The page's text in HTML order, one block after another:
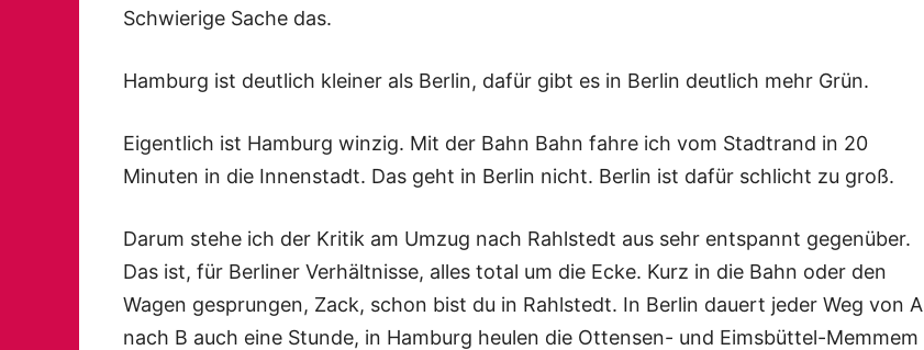
Schwierige Sache das.
Hamburg ist deutlich kleiner als Berlin, dafür gibt es in Berlin deutlich mehr Grün.
Eigentlich ist Hamburg winzig. Mit der Bahn Bahn fahre ich vom Stadtrand in 20
Minuten in die Innenstadt. Das geht in Berlin nicht. Berlin ist dafür schlicht zu groß.
Darum stehe ich der Kritik am Umzug nach Rahlstedt aus sehr entspannt gegenüber.
Das ist, für Berliner Verhältnisse, alles total um die Ecke. Kurz in die Bahn oder den
Wagen gesprungen, Zack, schon bist du in Rahlstedt. In Berlin dauert jeder Weg von A
nach B auch eine Stunde, in Hamburg heulen die Ottensen- und Eimsbüttel-Memmem